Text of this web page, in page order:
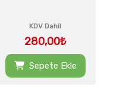
KDV Dahil
280,00₺
Sepete Ekle